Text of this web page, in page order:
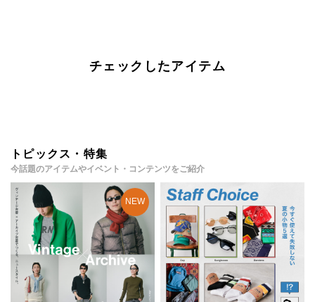
チェックしたアイテム
トピックス・特集
今話題のアイテムやイベント・コンテンツをご紹介